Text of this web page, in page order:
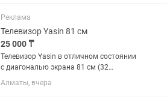
и много других интересных...
Реклама
Телевизор Yasin 81 см
25 000 ₸
Телевизор Yasin в отличном состоянии
с диагональю экрана 81 см (32
дюйма). Пульт в комплекте.
Самовывоз или можете забрать через
Алматы, вчера